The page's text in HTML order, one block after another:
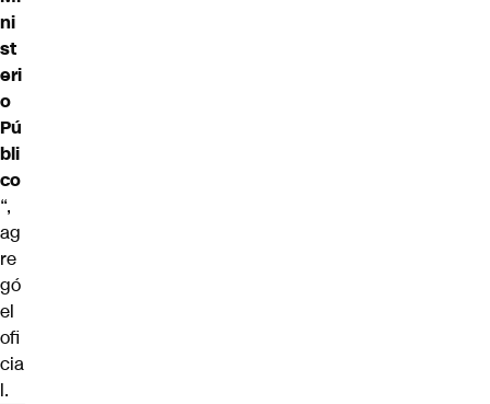
ni
st
eri
o
Pú
bli
co
“,
ag
re
gó
el
ofi
cia
l.